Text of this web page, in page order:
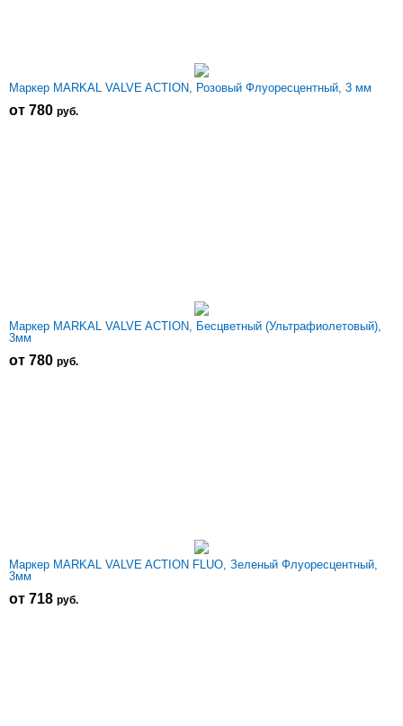
Маркер MARKAL VALVE ACTION, Розовый Флуоресцентный, 3 мм
от 780 руб.
Маркер MARKAL VALVE ACTION, Бесцветный (Ультрафиолетовый),
3мм
от 780 руб.
Маркер MARKAL VALVE ACTION FLUO, Зеленый Флуоресцентный,
3мм
от 718 руб.